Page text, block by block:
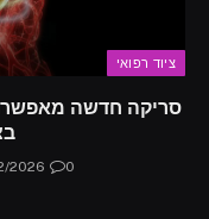
ציוד רפואי
סריקה חדשה
2026 0